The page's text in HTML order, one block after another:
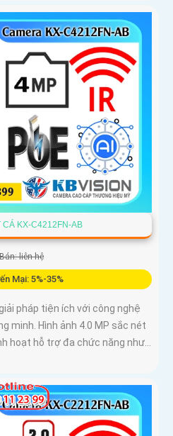
CÁ KX-C4212FN-AB
liên hệ
Mại: 5%-35%
pháp tiện ích với công nghệ
minh. Hình ảnh 4.0 MP sắc nét
hoạt hỗ trợ đa chức năng như...